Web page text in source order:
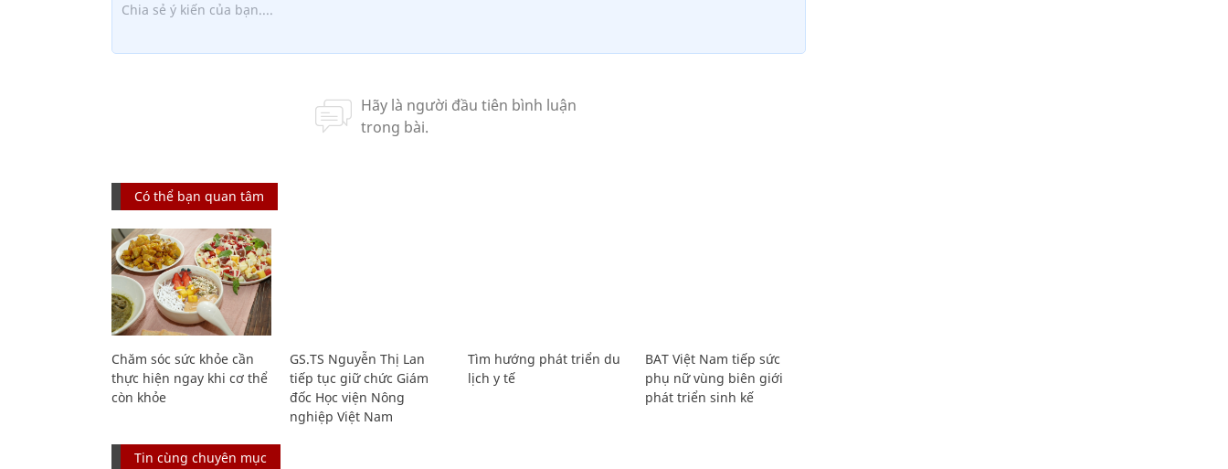
Có thể bạn quan tâm
Chăm sóc sức khỏe cần
thực hiện ngay khi cơ thể
còn khỏe
GS.TS Nguyễn Thị Lan
tiếp tục giữ chức Giám
đốc Học viện Nông
nghiệp Việt Nam
Tìm hướng phát triển du
lịch y tế
BAT Việt Nam tiếp sức
phụ nữ vùng biên giới
phát triển sinh kế
Tin cùng chuyên mục